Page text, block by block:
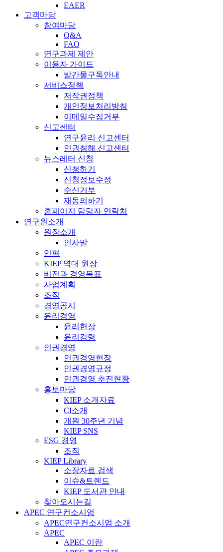
EAER
고객마당
참여마당
Q&A
FAQ
연구과제 제안
이용자 가이드
발간물구독안내
서비스정책
저작권정책
개인정보처리방침
이메일수집거부
신고센터
연구윤리 신고센터
인권침해 신고센터
뉴스레터 신청
신청하기
신청정보수정
수신거부
재동의하기
홈페이지 담당자 연락처
연구원소개
원장소개
인사말
연혁
KIEP 역대 원장
비전과 경영목표
사업계획
조직
경영공시
윤리경영
윤리헌장
윤리강령
인권경영
인권경영헌장
인권경영규정
인권경영 추진현황
홍보마당
KIEP 소개자료
CI소개
개원 30주년 기념
KIEP SNS
ESG 경영
조직
KIEP Library
소장자료 검색
이슈&트렌드
KIEP 도서관 안내
찾아오시는길
APEC 연구컨소시엄
APEC연구컨소시엄 소개
APEC
APEC 이란